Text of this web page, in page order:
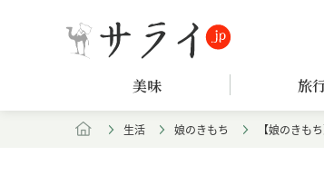
美味 旅
生活 娘のきもち 【娘のきも